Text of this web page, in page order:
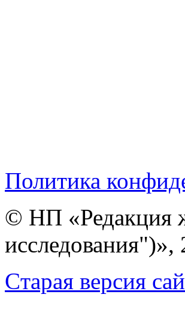
Политика
© НП «Редакция
исследования")»,
Cтарая версия